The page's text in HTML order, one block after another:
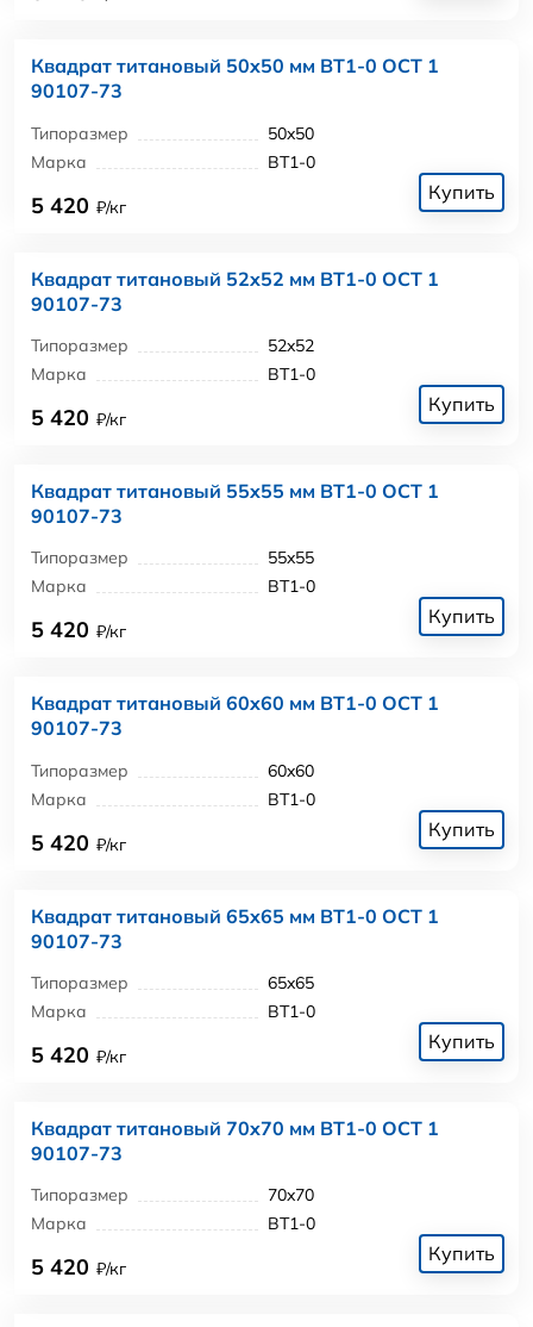
Квадрат титановый 50x50 мм ВТ1-0 ОСТ 1
90107-73
Типоразмер
50x50
Марка
ВТ1-0
5 420 ₽/кг
Купить
Квадрат титановый 52x52 мм ВТ1-0 ОСТ 1
90107-73
Типоразмер
52x52
Марка
ВТ1-0
5 420 ₽/кг
Купить
Квадрат титановый 55x55 мм ВТ1-0 ОСТ 1
90107-73
Типоразмер
55x55
Марка
ВТ1-0
5 420 ₽/кг
Купить
Квадрат титановый 60x60 мм ВТ1-0 ОСТ 1
90107-73
Типоразмер
60x60
Марка
ВТ1-0
5 420 ₽/кг
Купить
Квадрат титановый 65x65 мм ВТ1-0 ОСТ 1
90107-73
Типоразмер
65x65
Марка
ВТ1-0
5 420 ₽/кг
Купить
Квадрат титановый 70x70 мм ВТ1-0 ОСТ 1
90107-73
Типоразмер
70x70
Марка
ВТ1-0
5 420 ₽/кг
Купить